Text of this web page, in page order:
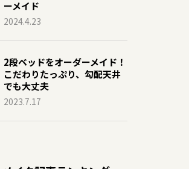
ーメイド
2024.4.23
2段ベッドをオーダーメイド！
こだわりたっぷり、勾配天井
でも大丈夫
2023.7.17